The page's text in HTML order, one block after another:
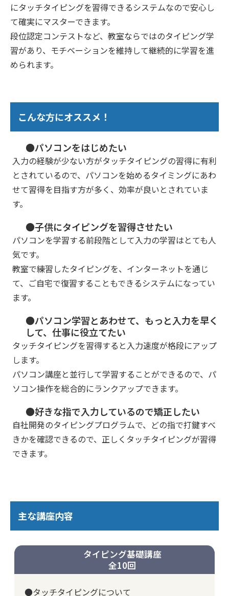
にタッチタイピングを習得できるシステムなので安心し
て確実にマスターできます。
段位認定コンテストなど、教室ならではのタイピング学
習があり、モチベーションを維持して継続的に学習を進
められます。
こんな方にオススメ！
●パソコンをはじめたい
入力の経験が少ない方がタッチタイピングの習得に有利
とされているので、パソコンを始めるタイミングにあわ
せて習得を目指す方が多く、効率が良いとされていま
す。
●子供にタイピングを習得させたい
パソコンを学習する前段階として入力の学習はとても人
気です。
教室で練習したタイピングを、インターネットを通じ
て、ご自宅で復習することもできるシステムになってい
ます。
●パソコン学習とあわせて、もっと入力を早く
して、仕事に役立てたい
タッチタイピングを習得すると入力速度が格段にアップ
します。
パソコン講座と並行して学習することができるので、パ
ソコン操作を総合的にランクアップできます。
●好きな指で入力しているので矯正したい
自社開発のタイピングプログラムで、どの指で打鍵すべ
きかを確認できるので、正しくタッチタイピングが習得
できます。
主な講座内容
タイピング基礎講座
全10回
●タッチタイピングについて